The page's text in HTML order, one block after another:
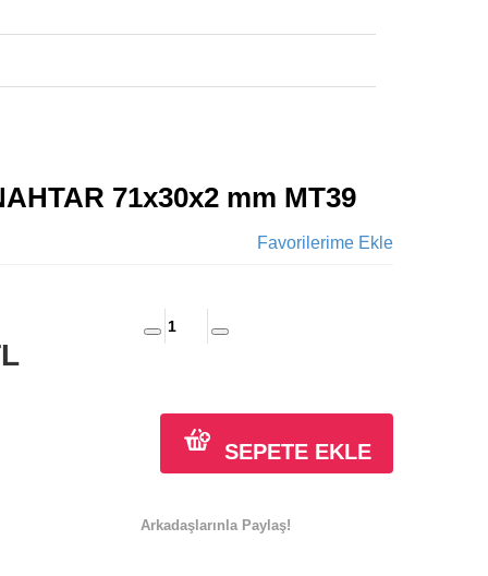
71x30x2 mm MT39
Favorilerime Ekle
SEPETE EKLE
Arkadaşlarınla Paylaş!